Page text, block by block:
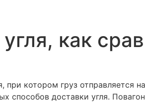
как
при котором груз
доставки угля.